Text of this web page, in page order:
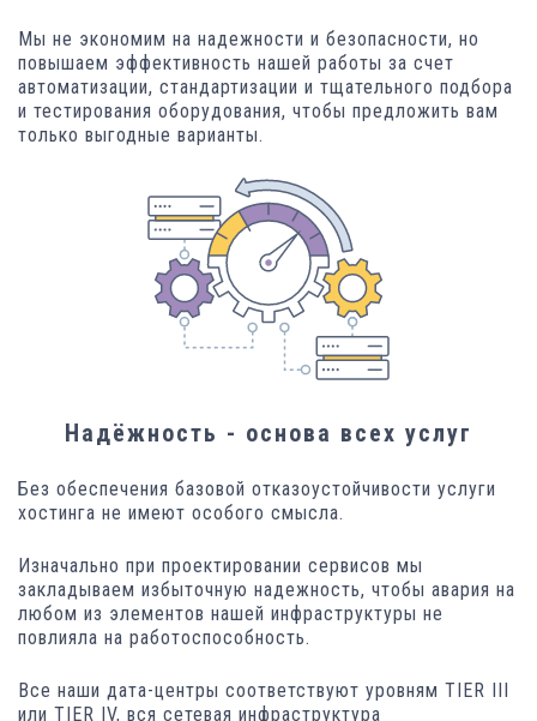
Мы не экономим на надежности и безопасности, но
повышаем эффективность нашей работы за счет
автоматизации, стандартизации и тщательного подбора
и тестирования оборудования, чтобы предложить вам
только выгодные варианты.
Надёжность - основа всех услуг
Без обеспечения базовой отказоустойчивости услуги
хостинга не имеют особого смысла.
Изначально при проектировании сервисов мы
закладываем избыточную надежность, чтобы авария на
любом из элементов нашей инфраструктуры не
повлияла на работоспособность.
Все наши дата-центры соответствуют уровням TIER III
или TIER IV, вся сетевая инфраструктура